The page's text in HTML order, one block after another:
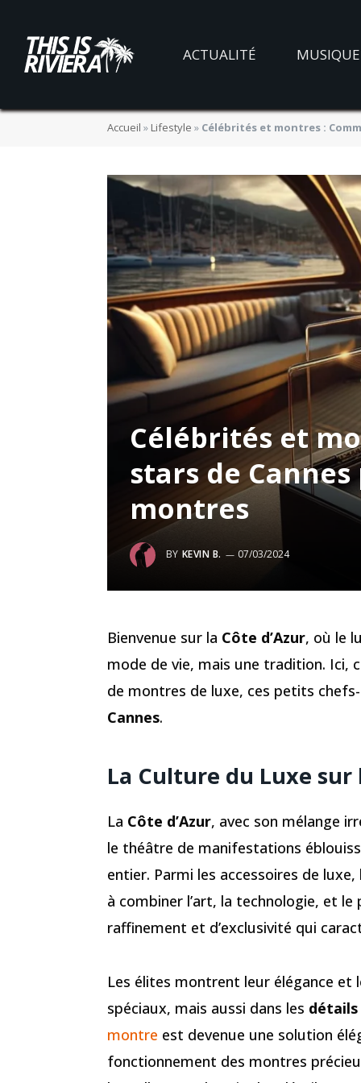
ACTUALITÉ MUSIQUE
Accueil » Lifestyle » Célébrités et montres :
Célébrités et
stars de
montres
BY KEVIN B. 07/03/2024
Bienvenue sur la Côte d’Azur, où le
mode de vie, mais une tradition. Ici,
de montres de luxe, ces petits
Cannes.
La Culture du Luxe sur
La Côte d’Azur, avec son mélange
le théâtre de manifestations
entier. Parmi les accessoires de
à combiner l’art, la technologie, et
raffinement et d’exclusivité qui
Les élites montrent leur élégance et
spéciaux, mais aussi dans les
montre est devenue une solution
fonctionnement des montres